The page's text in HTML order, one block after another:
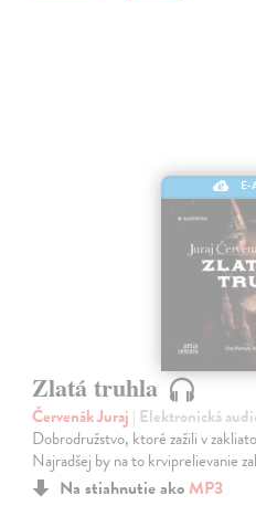
E-
Zlatá truhla
Červenák Juraj | Elektronická
Dobrodružstvo, ktoré zažili v
Najradšej by na to krviprelievanie
Na stiahnutie ako MP3